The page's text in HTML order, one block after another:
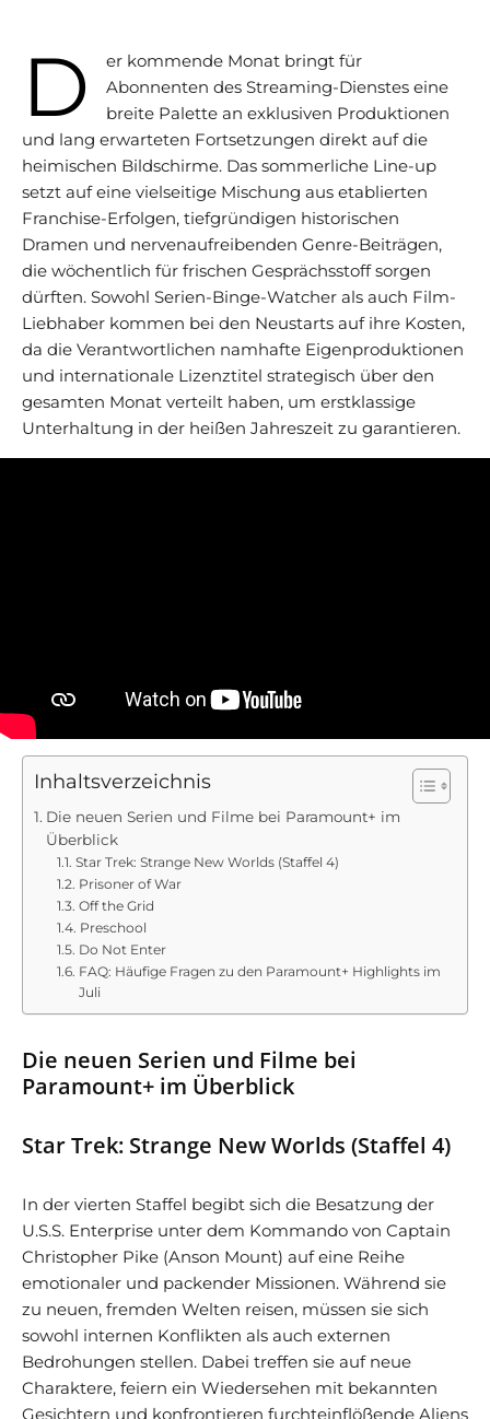
D
er kommende Monat bringt für
Abonnenten des Streaming-Dienstes eine
breite Palette an exklusiven Produktionen
und lang erwarteten Fortsetzungen direkt auf die
heimischen Bildschirme. Das sommerliche Line-up
setzt auf eine vielseitige Mischung aus etablierten
Franchise-Erfolgen, tiefgründigen historischen
Dramen und nervenaufreibenden Genre-Beiträgen,
die wöchentlich für frischen Gesprächsstoff sorgen
dürften. Sowohl Serien-Binge-Watcher als auch Film-
Liebhaber kommen bei den Neustarts auf ihre Kosten,
da die Verantwortlichen namhafte Eigenproduktionen
und internationale Lizenztitel strategisch über den
gesamten Monat verteilt haben, um erstklassige
Unterhaltung in der heißen Jahreszeit zu garantieren.
Inhaltsverzeichnis
Die neuen Serien und Filme bei Paramount+ im
Überblick
Star Trek: Strange New Worlds (Staffel 4)
Prisoner of War
Off the Grid
Preschool
Do Not Enter
FAQ: Häufige Fragen zu den Paramount+ Highlights im
Juli
Die neuen Serien und Filme bei
Paramount+ im Überblick
Star Trek: Strange New Worlds (Staffel 4)
In der vierten Staffel begibt sich die Besatzung der
U.S.S. Enterprise unter dem Kommando von Captain
Christopher Pike (Anson Mount) auf eine Reihe
emotionaler und packender Missionen. Während sie
zu neuen, fremden Welten reisen, müssen sie sich
sowohl internen Konflikten als auch externen
Bedrohungen stellen. Dabei treffen sie auf neue
Charaktere, feiern ein Wiedersehen mit bekannten
Gesichtern und konfrontieren furchteinflößende Aliens